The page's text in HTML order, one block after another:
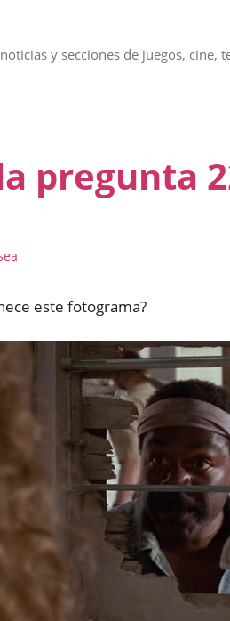
y secciones de juegos,
pregunta
este fotograma?